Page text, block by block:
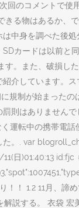
, 次回のコメントで
る物はあるか
身を調べた後
カードは以前
。また、破損し
介しています。
制が始まった
はありません
転中の携帯電
。. var
日)01:40:13
！ 1.2 11月、
説する。 衣袋